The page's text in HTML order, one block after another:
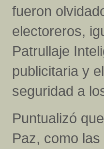
fueron
electoreros,
Patrullaje
publicitaria y
seguridad a
Puntualizó
Paz, como